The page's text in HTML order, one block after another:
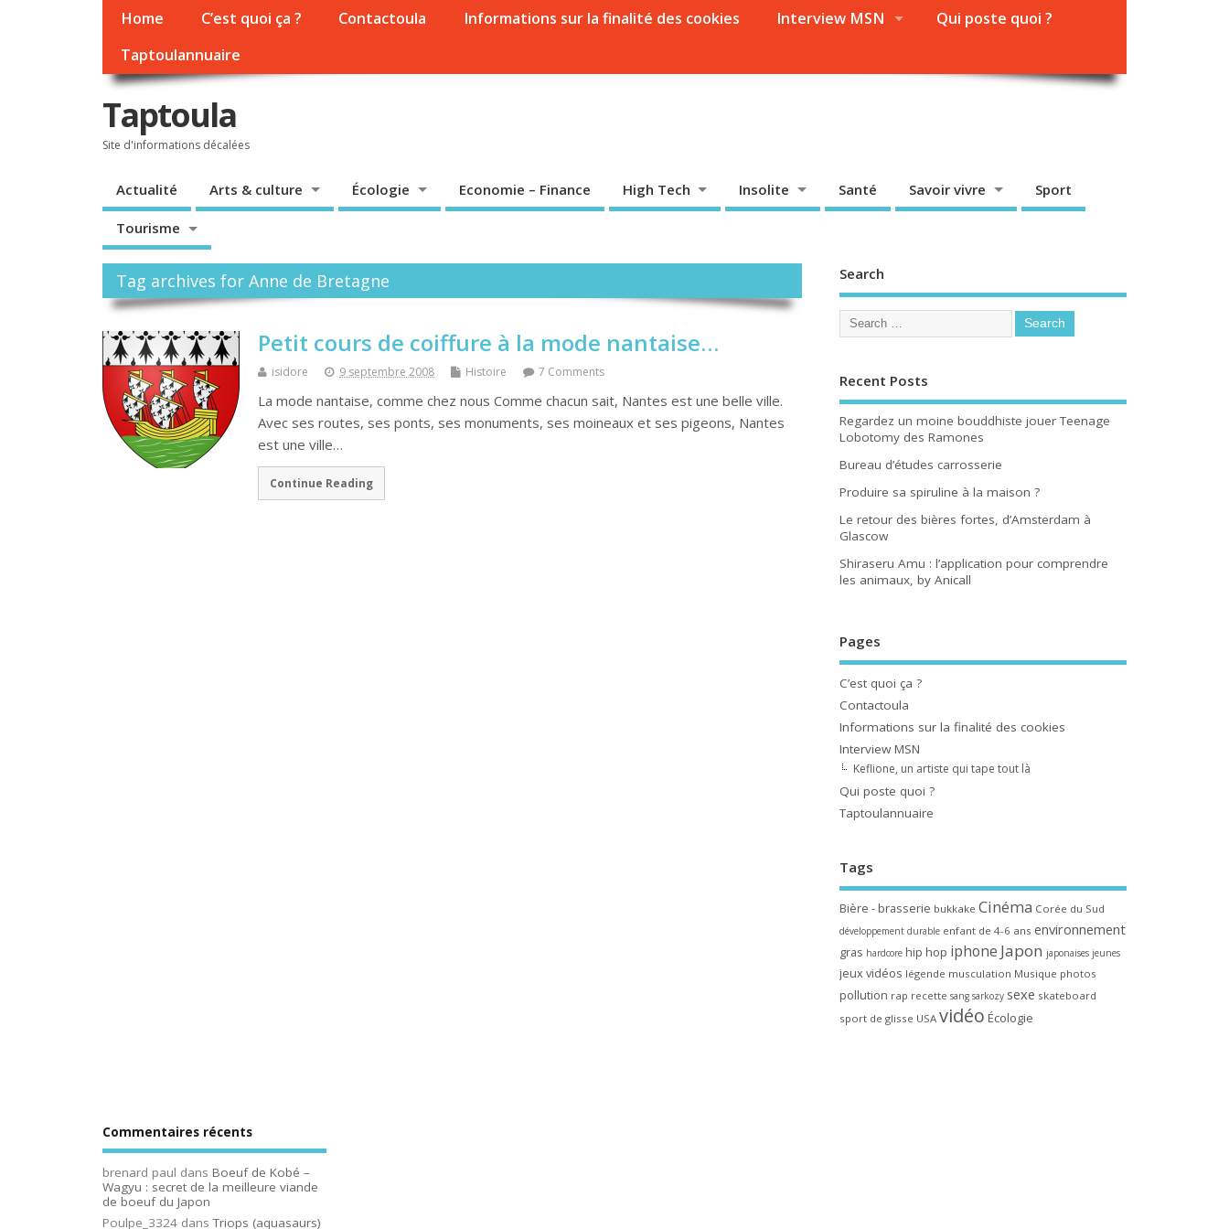
Home C’est quoi ça ? Contactoula Informations sur la finalité des cookies Interview MSN
Qui poste quoi ?
Taptoulannuaire
Taptoula
Site d'informations décalées
Actualité Arts & culture Écologie Economie – Finance High Tech Insolite Santé Savoir vivre Sport
Tourisme
Tag archives for Anne de Bretagne
Petit cours de coiffure à la mode nantaise…
isidore 9 septembre 2008 Histoire 7 Comments
La mode nantaise, comme chez nous Comme chacun sait, Nantes est une belle ville.
Avec ses routes, ses ponts, ses monuments, ses moineaux et ses pigeons, Nantes
est une ville…
Continue Reading
Search
Recent Posts
Regardez un moine bouddhiste jouer Teenage
Lobotomy des Ramones
Bureau d’études carrosserie
Produire sa spiruline à la maison ?
Le retour des bières fortes, d’Amsterdam à
Glascow
Shiraseru Amu : l’application pour comprendre
les animaux, by Anicall
Pages
C’est quoi ça ?
Contactoula
Informations sur la finalité des cookies
Interview MSN
Keflione, un artiste qui tape tout là
Qui poste quoi ?
Taptoulannuaire
Tags
Bière - brasserie bukkake Cinéma Corée du Sud
développement durable enfant de 4-6 ans environnement
gras hardcore hip hop iphone Japon japonaises jeunes
jeux vidéos légende musculation Musique photos
pollution rap recette sang sarkozy sexe skateboard
sport de glisse USA vidéo Écologie
Commentaires récents
brenard paul dans Boeuf de Kobé –
Wagyu : secret de la meilleure viande
de boeuf du Japon
Poulpe_3324 dansTriops (aquasaurs)